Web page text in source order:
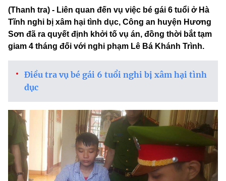
(Thanh tra) - Liên quan đến vụ việc bé gái 6 tuổi ở Hà
Tĩnh nghi bị xâm hại tình dục, Công an huyện Hương
Sơn đã ra quyết định khởi tố vụ án, đồng thời bắt tạm
giam 4 tháng đối với nghi phạm Lê Bá Khánh Trình.
Điều tra vụ bé gái 6 tuổi nghi bị xâm hại tình
dục